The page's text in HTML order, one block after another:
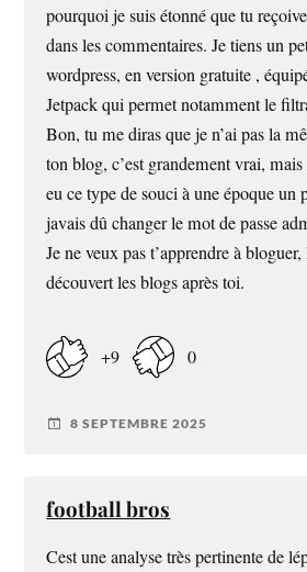
pourquoi je suis étonné que tu
dans les commentaires. Je tiens un
wordpress, en version gratuite ,
Jetpack qui permet notamment le
Bon, tu me diras que je n’ai pas la
ton blog, c’est grandement vrai, mais
eu ce type de souci à une époque un
javais dû changer le mot de passe
Je ne veux pas t’apprendre à
découvert les blogs après toi.
+9 0
8 SEPTEMBRE 2025
football bros
Cest une analyse très pertinente de